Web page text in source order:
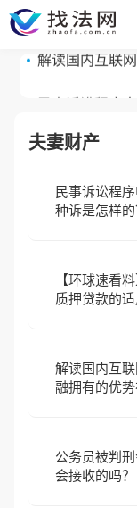
质押贷款的适用
解读国内互联
夫妻财产
民事诉讼程
种诉是怎样的
【环球速看
质押贷款的
解读国内互
融拥有的优
公务员被判
会接收的吗？